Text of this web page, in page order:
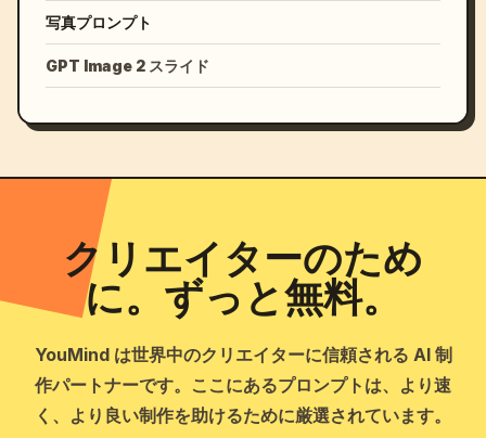
写真プロンプト
GPT Image 2 スライド
クリエイターのため
に。ずっと無料。
YouMind は世界中のクリエイターに信頼される AI 制
作パートナーです。ここにあるプロンプトは、より速
く、より良い制作を助けるために厳選されています。